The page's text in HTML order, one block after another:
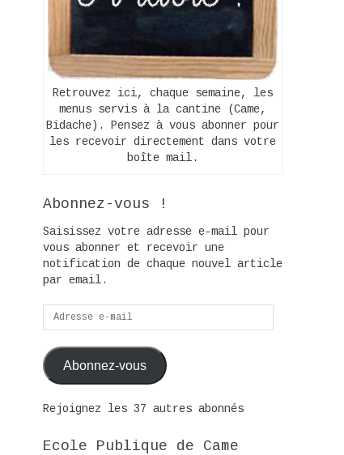
Retrouvez ici, chaque semaine, les
menus servis à la cantine (Came,
Bidache). Pensez à vous abonner pour
les recevoir directement dans votre
boîte mail.
Abonnez-vous !
Saisissez votre adresse e-mail pour
vous abonner et recevoir une
notification de chaque nouvel article
par email.
Adresse
e-
mail
Abonnez-vous
Rejoignez les 37 autres abonnés
Ecole Publique de Came